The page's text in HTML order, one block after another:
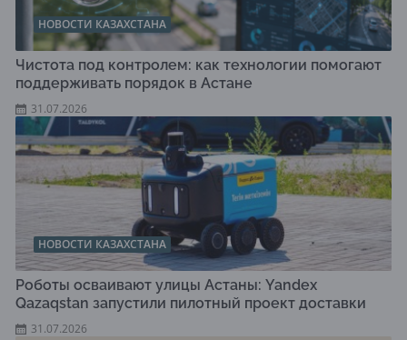
НОВОСТИ КАЗАХСТАНА
Чистота под контролем: как технологии помогают
поддерживать порядок в Астане
31.07.2026
НОВОСТИ КАЗАХСТАНА
Роботы осваивают улицы Астаны: Yandex
Qazaqstan запустили пилотный проект доставки
31.07.2026